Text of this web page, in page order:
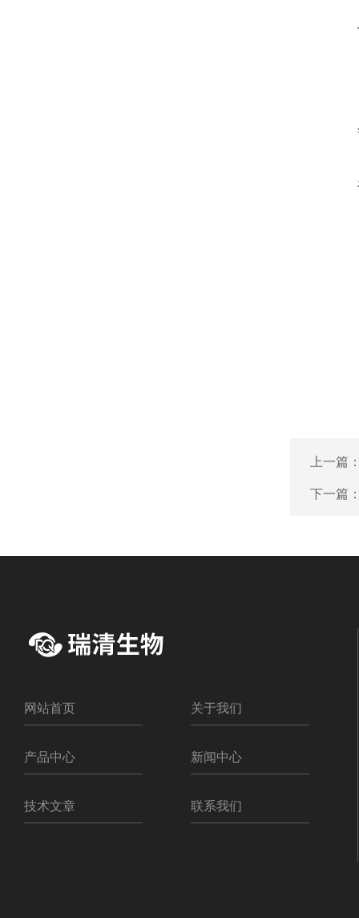
上一篇
下一篇
网站首页 关于我们
产品中心 新闻中心
技术文章 联系我们